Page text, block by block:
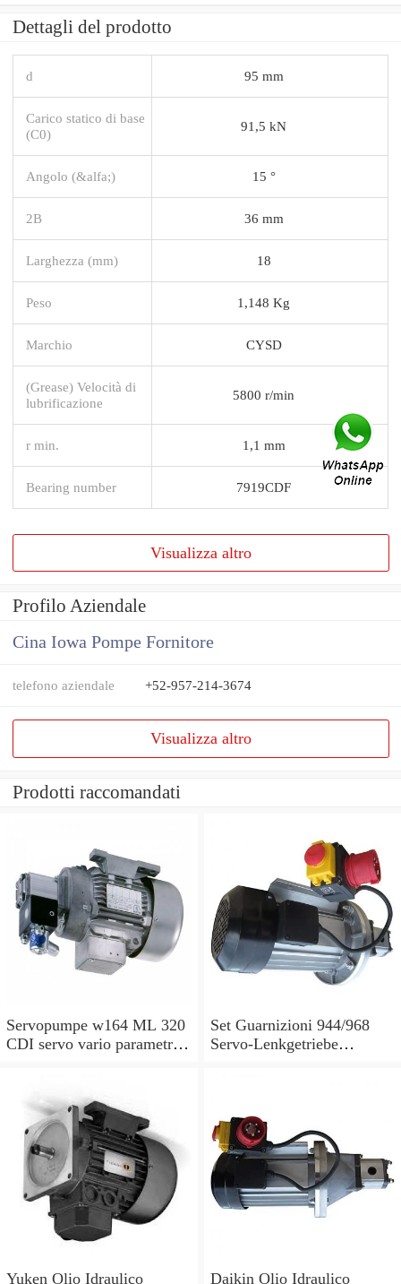
Dettagli del prodotto
d 95 mm
Carico statico di base
(C0)
91,5 kN
Angolo (&alfa;) 15 °
2B 36 mm
Larghezza (mm) 18
Peso 1,148 Kg
Marchio CYSD
(Grease) Velocità di
lubrificazione
5800 r/min
r min. 1,1 mm
Bearing number 7919CDF
Visualizza altro
Profilo Aziendale
Cina Iowa Pompe Fornitore
telefono aziendale +52-957-214-3674
Visualizza altro
Prodotti raccomandati
Servopumpe w164 ML 320
CDI servo vario parametri
Set Guarnizioni 944/968
Servo-Lenkgetriebe
Yuken Olio Idraulico Daikin Olio Idraulico